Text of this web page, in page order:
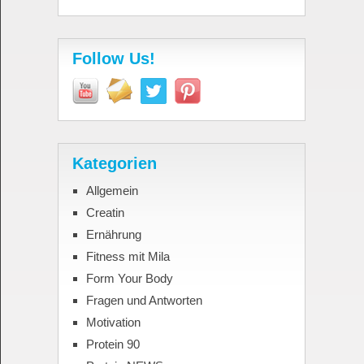
Follow Us!
Kategorien
Allgemein
Creatin
Ernährung
Fitness mit Mila
Form Your Body
Fragen und Antworten
Motivation
Protein 90